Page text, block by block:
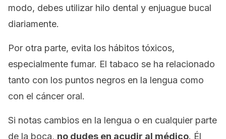
modo, debes utilizar hilo dental y enjuague bucal
diariamente.
Por otra parte, evita los hábitos tóxicos,
especialmente fumar. El tabaco se ha relacionado
tanto con los puntos negros en la lengua como
con el cáncer oral.
Si notas cambios en la lengua o en cualquier parte
de la boca, no dudes en acudir al médico. Él